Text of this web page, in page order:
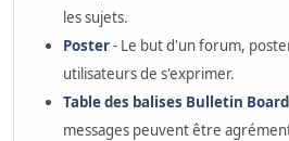
les sujets.
Poster- Le but d'un forum,
utilisateurs de s'exprimer.
Table des balises Bulletin Board
messages peuvent être